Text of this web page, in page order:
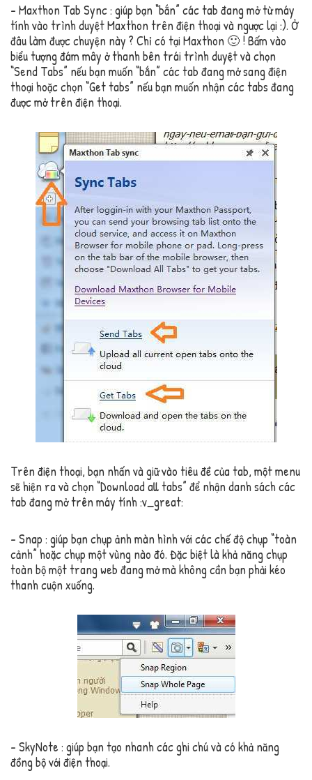
– Maxthon Tab Sync : giúp bạn “bắn” các tab đang mở từ máy
tính vào trình duyệt Maxthon trên điện thoại và ngược lại :). Ở
đâu làm được chuyện này ? Chỉ có tại Maxthon 🙂 ! Bấm vào
biểu tượng đám mây ở thanh bên trái trình duyệt và chọn
“Send Tabs” nếu bạn muốn “bắn” các tab đang mở sang điện
thoại hoặc chọn “Get tabs” nếu bạn muốn nhận các tabs đang
được mở trên điện thoại.
Trên điện thoại, bạn nhấn và giữ vào tiêu đề của tab, một menu
sẽ hiện ra và chọn “Download all tabs” để nhận danh sách các
tab đang mở trên máy tính :v_great:
– Snap : giúp bạn chụp ảnh màn hình với các chế độ chụp “toàn
cảnh” hoặc chụp một vùng nào đó. Đặc biệt là khả năng chụp
toàn bộ một trang web đang mở mà không cần bạn phải kéo
thanh cuộn xuống.
– SkyNote : giúp bạn tạo nhanh các ghi chú và có khả năng
đồng bộ với điện thoại.